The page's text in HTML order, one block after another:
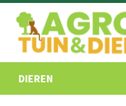
DIEREN